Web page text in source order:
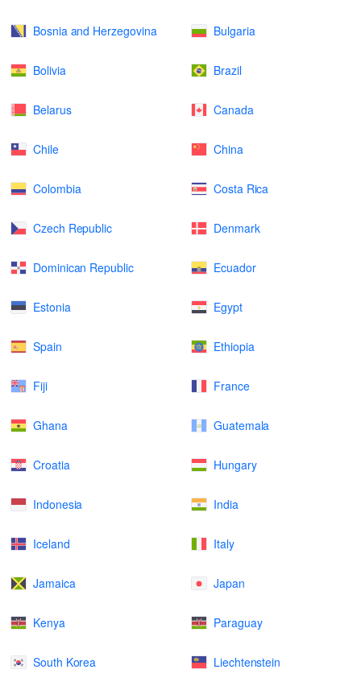
Bosnia and Herzegovina Bulgaria
Bolivia Brazil
Belarus Canada
Chile China
Colombia Costa Rica
Czech Republic Denmark
Dominican Republic Ecuador
Estonia Egypt
Spain Ethiopia
Fiji France
Ghana Guatemala
Croatia Hungary
Indonesia India
Iceland Italy
Jamaica Japan
Kenya Paraguay
South Korea Liechtenstein